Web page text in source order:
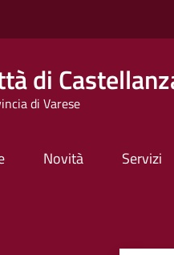
di
di Varese
Novità Servizi